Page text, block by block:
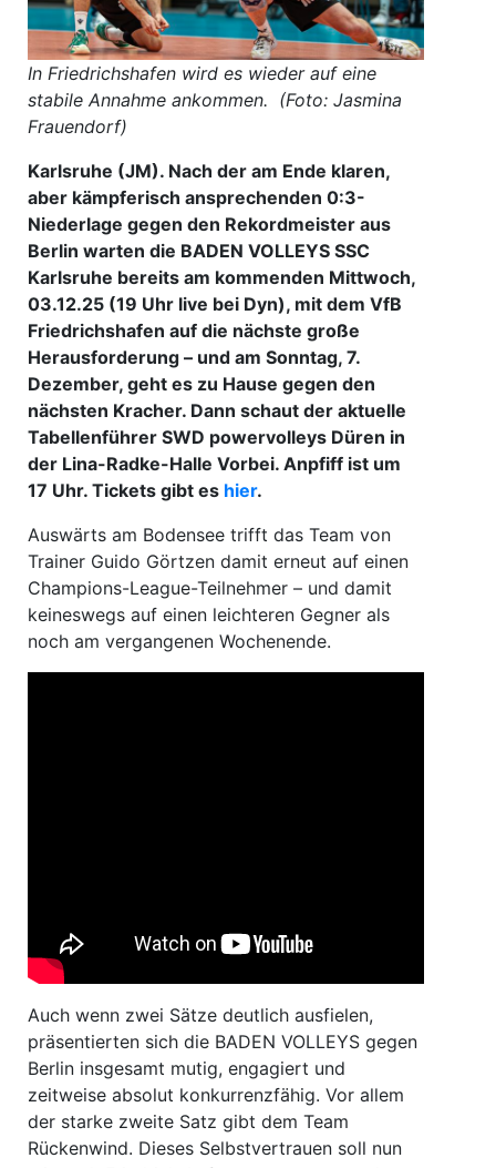
In Friedrichshafen wird es wieder auf eine
stabile Annahme ankommen. (Foto: Jasmina
Frauendorf)
Karlsruhe (JM). Nach der am Ende klaren,
aber kämpferisch ansprechenden 0:3-
Niederlage gegen den Rekordmeister aus
Berlin warten die BADEN VOLLEYS SSC
Karlsruhe bereits am kommenden Mittwoch,
03.12.25 (19 Uhr live bei Dyn), mit dem VfB
Friedrichshafen auf die nächste große
Herausforderung – und am Sonntag, 7.
Dezember, geht es zu Hause gegen den
nächsten Kracher. Dann schaut der aktuelle
Tabellenführer SWD powervolleys Düren in
der Lina-Radke-Halle Vorbei. Anpfiff ist um
17 Uhr. Tickets gibt es hier.
Auswärts am Bodensee trifft das Team von
Trainer Guido Görtzen damit erneut auf einen
Champions-League-Teilnehmer – und damit
keineswegs auf einen leichteren Gegner als
noch am vergangenen Wochenende.
Auch wenn zwei Sätze deutlich ausfielen,
präsentierten sich die BADEN VOLLEYS gegen
Berlin insgesamt mutig, engagiert und
zeitweise absolut konkurrenzfähig. Vor allem
der starke zweite Satz gibt dem Team
Rückenwind. Dieses Selbstvertrauen soll nun